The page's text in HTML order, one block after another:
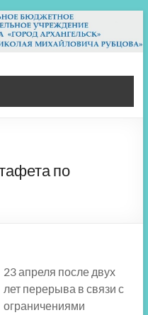
по
23 апреля после двух
лет перерыва в связи с
ограничениями